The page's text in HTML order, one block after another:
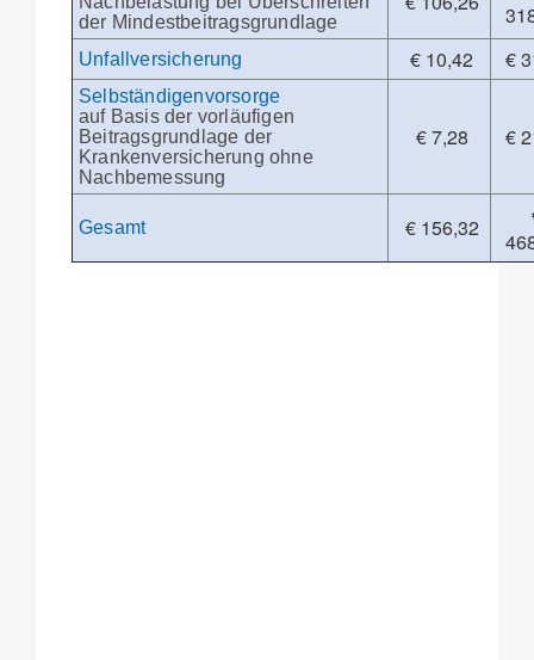
der Mindestbeitragsgrundlage
Unfallversicherung € 10,42 €
Selbständigenvorsorge
auf Basis der vorläufigen
Beitragsgrundlage der
Krankenversicherung ohne
Nachbemessung
€ 7,28 €
Gesamt € 156,32